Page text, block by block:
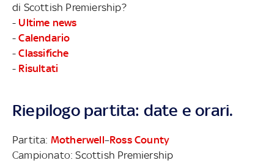
di Scottish Premiership?
- Ultime news
-Calendario
-Classifiche
- Risultati
Riepilogo partita: date e orari.
Partita: Motherwell–Ross County
Campionato: Scottish Premiership